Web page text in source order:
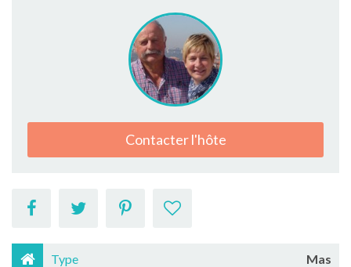
Contacter l'hôte
Type Mas